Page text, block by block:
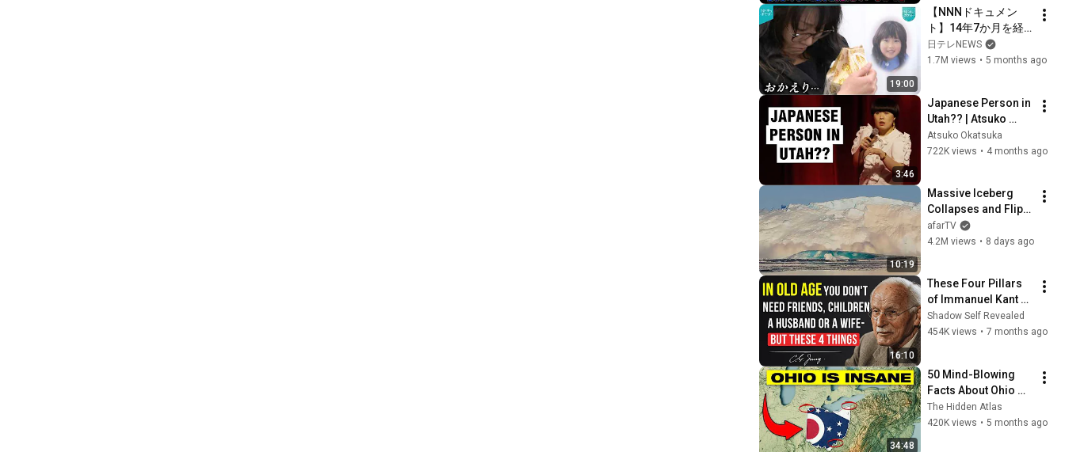
室へ入ると、彼は私
を見て微笑んだ。
「妻よ、まだ僕を覚
えているか？」――
19:00
【NNNドキュメン
ト】14年7か月を経
て娘の遺骨が… 東日
本大震災•原発事故か
ション
日テレNEWS
1.7M views • 5 months ago
3:46
Japanese Person in
Utah?? | Atsuko
Okatsuka Stand Up
Comedy
Atsuko Okatsuka
722K views • 4 months ago
10:19
Massive Iceberg
Collapses and Flips
Over in Ilulissat,
Greenland | Full
afarTV
4.2M views • 8 days ago
16:10
These Four Pillars
of Immanuel Kant
Will Make Old Age
Happy | Philosophy
Shadow Self Revealed
454K views • 7 months ago
34:48
50 Mind-Blowing
Facts About Ohio
You Didn’t Know
The Hidden Atlas
420K views • 5 months ago